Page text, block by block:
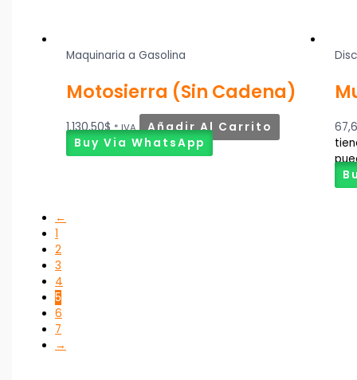
Maquinaria a Gasolina
Motosierra (Sin Cadena)
1.130,50$ * IVA
Añadir Al Carrito
Buy Via WhatsApp
←
1
2
3
4
5
6
7
→